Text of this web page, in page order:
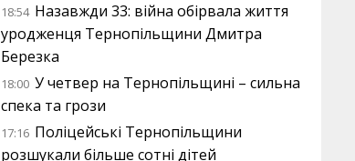
18:54 Назавжди 33: війна обірвала життя
уродженця Тернопільщини Дмитра
Березка
18:00 У четвер на Тернопільщині – сильна
спека та грози
17:16 Поліцейські Тернопільщини
розшукали більше сотні дітей